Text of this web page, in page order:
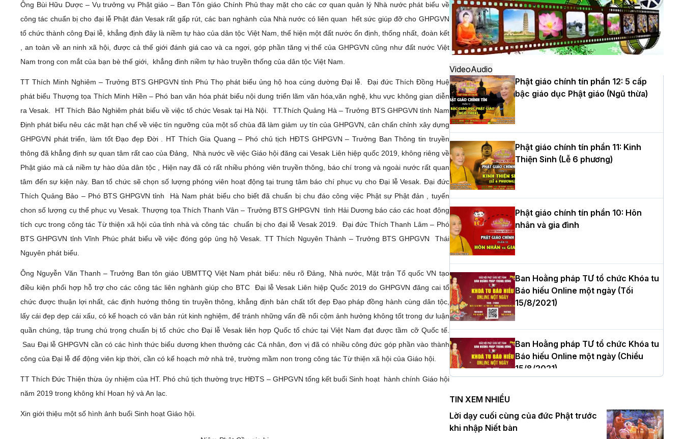
Ông Bùi Hữu Dược – Vụ trưởng vụ Phật giáo – Ban Tôn giáo Chính Phủ thay mặt cho các cơ quan quản lý Nhà nước phát biểu về
công tác chuẩn bị cho đại lễ Phật đản Vesak rất gấp rút, các ban nghành của Nhà nước có liên quan hết sức giúp đỡ cho GHPGVN
tổ chức thành công Đại lễ, khẳng định đây là niềm tự hào của dân tộc Việt Nam, thể hiện một đất nước ổn định, thống nhất, đoàn kết
, an toàn về an ninh xã hội, được cả thế giới đánh giá cao và ca ngợi, góp phần tăng vị thế của GHPGVN cũng như đất nước Việt
Nam trong con mắt của bạn bè thế giới, khẳng đinh niềm tự hào truyền thống của dân tộc Việt Nam.
TT Thích Minh Nghiêm – Trưởng BTS GHPGVN tỉnh Phú Thọ phát biểu ủng hộ hoa cúng dường Đại lễ. Đại đức Thích Đồng Huệ
phát biểu Thượng tọa Thích Minh Hiền – Phó ban văn hóa phát biểu nội dung triển lãm văn hóa,văn nghệ, khu vực không gian diễn
ra Vesak. HT Thích Bảo Nghiêm phát biểu về việc tổ chức Vesak tại Hà Nội. TT.Thích Quảng Hà – Trưởng BTS GHPGVN tỉnh Nam
Định phát biểu nêu các mặt hạn chế về việc tín ngưỡng của một số chùa đã làm giảm uy tín của GHPGVN, cân chấn chỉnh xây dựng
GHPGVN phát triển, làm tốt Đạo đẹp Đời . HT Thích Gia Quang – Phó chủ tịch HĐTS GHPGVN – Trưởng Ban Thông tin truyền
thông đã khẳng định sự quan tâm rất cao của Đảng, Nhà nước về việc Giáo hội đăng cai Vesak Liên hiệp quốc 2019, không riêng về
Phật giáo mà cả niềm tự hào dủa dân tộc , Hiện nay đã có rất nhiều phóng viên truyền thông, báo chí trong và ngoài nước rất quan
tâm đến sự kiện này. Ban tổ chức sẽ chọn số lượng phóng viên hoạt động tại trung tâm báo chí phục vụ cho Đại lễ Vesak. Đại đức
Thích Quảng Bảo – Phó BTS GHPGVN tỉnh Hà Nam phát biểu cho biết đã chuẩn bị chu đáo công việc Phật sự Phật đản , tuyển
chon số lượng cụ thể phục vụ Vesak. Thượng tọa Thích Thanh Vân – Trưởng BTS GHPGVN tỉnh Hải Dương báo cáo các hoạt động
tích cực trong công tác Từ thiện xã hội của tỉnh nhà và công tác chuẩn bị cho đại lễ Vesak 2019. Đại đức Thích Thanh Lâm – Phó
BTS GHPGVN tỉnh Vĩnh Phúc phát biểu về việc đóng góp ủng hộ Vesak. TT Thích Nguyên Thành – Trưởng BTS GHPGVN Thái
Nguyên phát biểu.
Ông Nguyễn Văn Thanh – Trưởng Ban tôn giáo UBMTTQ Việt Nam phát biểu: nêu rõ Đảng, Nhà nước, Mặt trận Tổ quốc VN tạo
điều kiện phối hợp hỗ trợ cho các công tác liên nghành giúp cho BTC Đại lễ Vesak Liên hiệp Quốc 2019 do GHPGVN đăng cai tổ
chức được thuận lợi nhất, các định hướng thông tin truyền thông, khẳng định bản chất tốt đẹp Đạo pháp đồng hành cùng dân tộc,
lấy cái đẹp dẹp cái xấu, có kế hoạch có văn bản rút kinh nghiệm, để tránh những vấn đề nổi cộm ảnh hưởng không tốt trong dư luận
quần chúng, tập trung chú trọng chuẩn bị tổ chức cho Đại lễ Vesak liên hợp Quốc tổ chức tại Việt Nam đạt được tầm cỡ Quốc tế.
Sau Đại lễ GHPGVN cần có các hình thức biểu dương khen thưởng các Cá nhân, đơn vị đã có nhiều công đức góp phần vào thành
công của Đại lễ để động viên kịp thời, cần có kế hoạch mở nhà trẻ, trường mầm non trong công tác Từ thiện xã hội của Giáo hội.
TT Thích Đức Thiện thừa ủy nhiệm của HT. Phó chủ tịch thường trực HĐTS – GHPGVN tổng kết buổi Sinh hoạt hành chính Giáo hội
năm 2019 trong không khí Hoan hỷ và An lạc.
Xin giới thiệu một số hình ảnh buổi Sinh hoạt Giáo hội.
Hà Nội: Ngày tu học cuối cùng khép lại
khóa sinh hoạt Phật pháp mùa hè lần
thứ XIV tại chùa Bằng
Học yêu thương trong ngày tu tập thứ
tư của Khóa sinh hoạt Phật pháp mùa
hè tại chùa Bằng
HT.Thích Thọ Lạc được suy cử làm tân
Trưởng BTS GHPGVN tỉnh Nghệ An
Hòa thượng Thích Quảng Tùng tái đắc
cử Trưởng BTS GHPGVN thành phố Hải
Phòng nhiệm kỳ 2026 – 2031
Thượng tọa Thích Tâm Chính được suy
cử tân Trưởng ban Trị sự GHPGVN tỉnh
Hà Nội: Tăng Ni Trường hạ Bồ Đề trang
nghiêm tác pháp Tiền an cư PL.2570 –
DL.2026
VideoAudio
Phật giáo chính tín phần 12: 5 cấp
bậc giáo dục Phật giáo (Ngũ thừa)
Phật giáo chính tín phần 11: Kinh
Thiện Sinh (Lễ 6 phương)
Phật giáo chính tín phần 10: Hôn
nhân và gia đình
Ban Hoằng pháp TƯ tổ chức Khóa tu
Báo hiếu Online một ngày (Tối
15/8/2021)
Ban Hoằng pháp TƯ tổ chức Khóa tu
Báo hiếu Online một ngày (Chiều
15/8/2021)
Ban Hoằng pháp TƯ tổ chức Khóa tu
Báo hiếu Online một ngày (Sáng
15/8/2021)
TIN XEM NHIỀU
Lời dạy cuối cùng của đức Phật trước
khi nhập Niết bàn